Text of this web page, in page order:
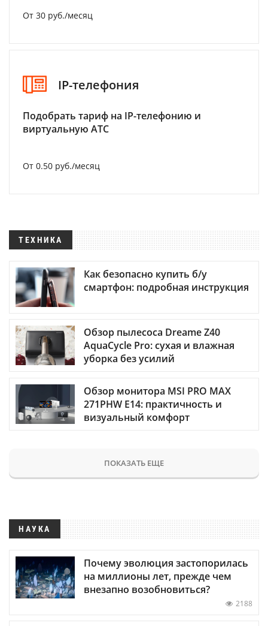
От 30 руб./месяц
IP-телефония
Подобрать тариф на IP-телефонию и
виртуальную АТС
От 0.50 руб./месяц
ТЕХНИКА
Как безопасно купить б/у
смартфон: подробная инструкция
Обзор пылесоса Dreame Z40
AquaCycle Pro: сухая и влажная
уборка без усилий
Обзор монитора MSI PRO MAX
271PHW E14: практичность и
визуальный комфорт
ПОКАЗАТЬ ЕЩЕ
НАУКА
Почему эволюция застопорилась
на миллионы лет, прежде чем
внезапно возобновиться?
2188